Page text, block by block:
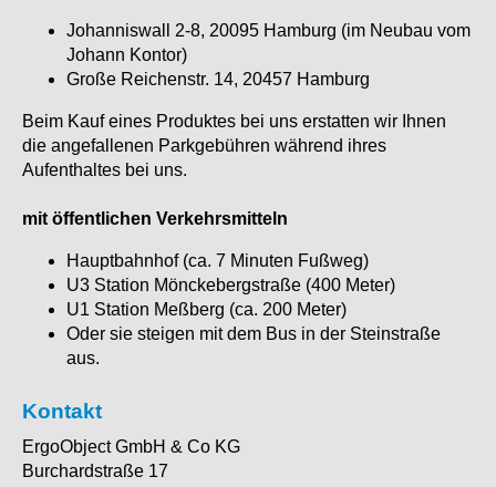
Johanniswall 2-8, 20095 Hamburg (im Neubau vom
Johann Kontor)
Große Reichenstr. 14, 20457 Hamburg
Beim Kauf eines Produktes bei uns erstatten wir Ihnen
die angefallenen Parkgebühren während ihres
Aufenthaltes bei uns.
mit öffentlichen Verkehrsmitteln
Hauptbahnhof (ca. 7 Minuten Fußweg)
U3 Station Mönckebergstraße (400 Meter)
U1 Station Meßberg (ca. 200 Meter)
Oder sie steigen mit dem Bus in der Steinstraße
aus.
Kontakt
ErgoObject GmbH & Co KG
Burchardstraße 17